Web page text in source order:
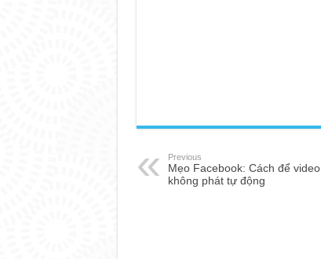
Previous
Mẹo Facebook: Cách để video
không phát tự động